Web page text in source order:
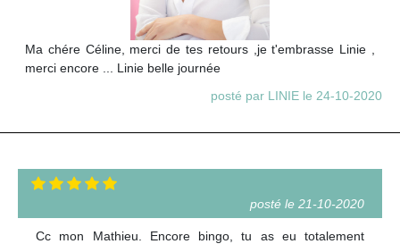
Ma chére Céline, merci de tes retours ,je t'embrasse Linie ,
merci encore ... Linie belle journée
posté par LINIE le 24-10-2020
posté le 21-10-2020
Cc mon Mathieu. Encore bingo, tu as eu totalement